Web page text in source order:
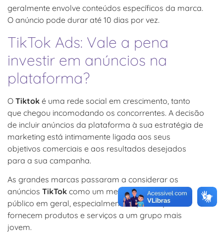
geralmente envolve conteúdos específicos da marca.
O anúncio pode durar até 10 dias por vez.
TikTok Ads: Vale a pena
investir em anúncios na
plataforma?
O Tiktok é uma rede social em crescimento, tanto
que chegou incomodando os concorrentes. A decisão
de incluir anúncios da plataforma à sua estratégia de
marketing está intimamente ligada aos seus
objetivos comerciais e aos resultados desejados
para a sua campanha.
As grandes marcas passaram a considerar os
anúncios TikTok como um meio de alcançar o
público em geral, especialmente aqueles que
fornecem produtos e serviços a um grupo mais
jovem.